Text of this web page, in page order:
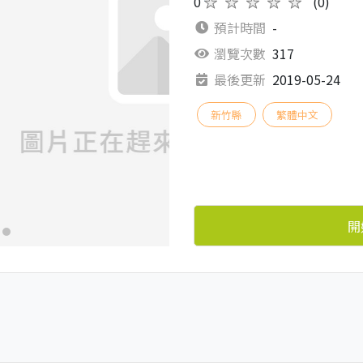
預計時間 -
瀏覽次數 317
最後更新 2019-05-24
新竹縣 繁體中文